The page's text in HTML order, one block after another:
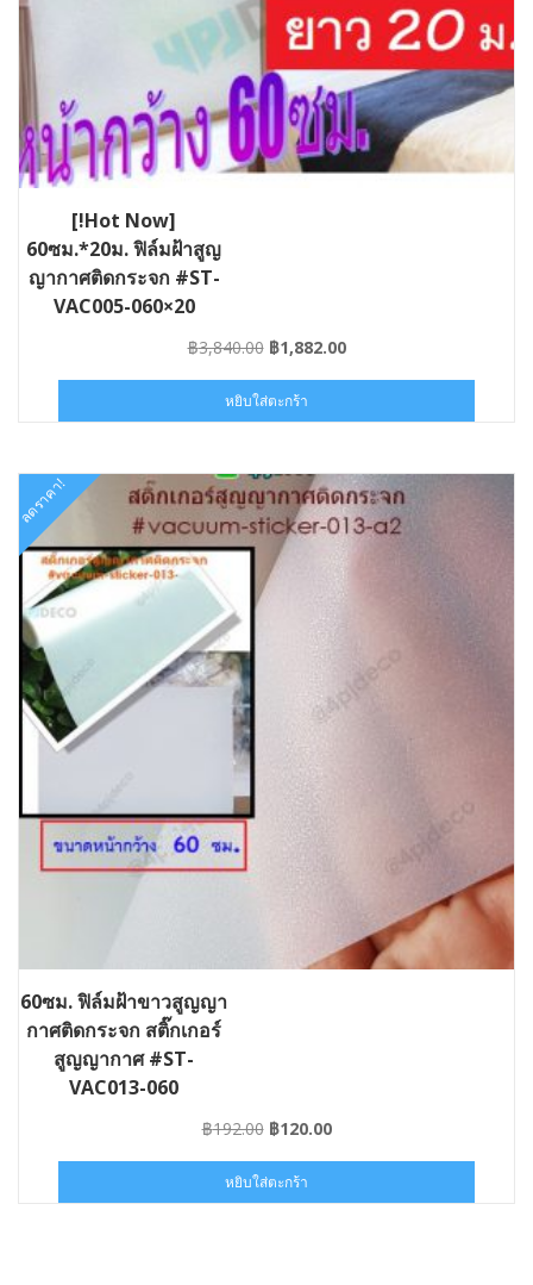
[!Hot Now]
60ซม.*20ม. ฟิล์มฝ้าสูญ
ญากาศติดกระจก #ST-
VAC005-060×20
฿3,840.00 Original
was:
฿3,840.00.
฿1,882.00Current
฿1,882.00.
หยิบใส่ตะกร้า
ลดราคา!
60ซม. ฟิล์มฝ้าขาวสูญญา
กาศติดกระจก สติ๊กเกอร์
สูญญากาศ #ST-
VAC013-060
฿192.00 Original
was:
฿192.00.
฿120.00Current
฿120.00.
หยิบใส่ตะกร้า